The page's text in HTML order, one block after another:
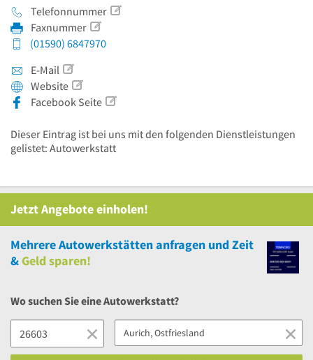
Telefonnummer
Faxnummer
(01590) 6847970
E-Mail
Website
Facebook Seite
Dieser Eintrag ist bei uns mit den folgenden Dienstleistungen
gelistet: Autowerkstatt
Jetzt Angebote einholen!
MehrereAutowerkstätten anfragen und Zeit
&Geld sparen!
Wo suchen Sie eine Autowerkstatt?